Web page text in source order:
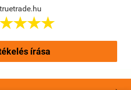
truetrade.hu

írása